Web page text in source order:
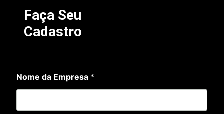
Faça Seu
Cadastro
Nome da Empresa *